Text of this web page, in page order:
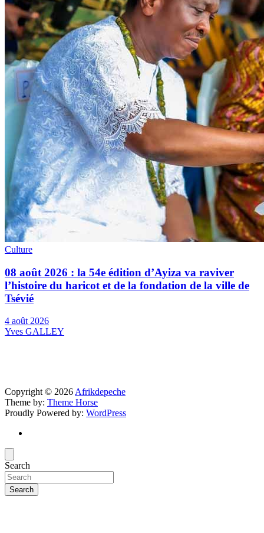
Culture
08 août 2026 : la 54e édition d’Ayiza va raviver
l’histoire du haricot et de la fondation de la ville de
Tsévié
4 août 2026
Yves GALLEY
Copyright © 2026 Afrikdepeche
Theme by: Theme Horse
Proudly Powered by: WordPress
Search
Search